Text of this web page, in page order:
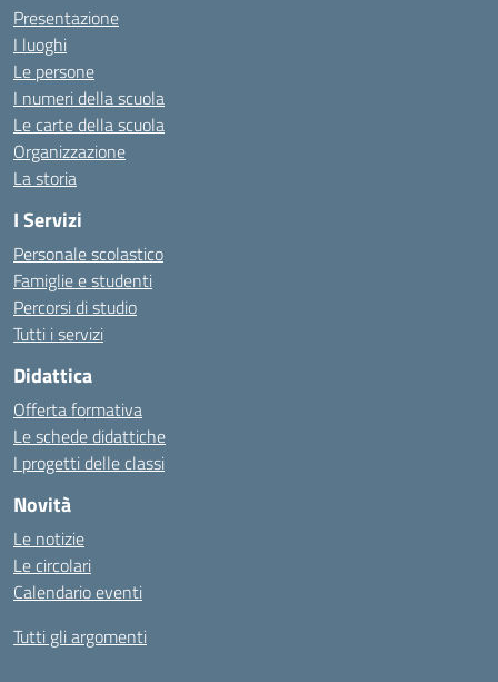
Presentazione
I luoghi
Le persone
I numeri della scuola
Le carte della scuola
Organizzazione
La storia
I Servizi
Personale scolastico
Famiglie e studenti
Percorsi di studio
Tutti i servizi
Didattica
Offerta formativa
Le schede didattiche
I progetti delle classi
Novità
Le notizie
Le circolari
Calendario eventi
Tutti gli argomenti